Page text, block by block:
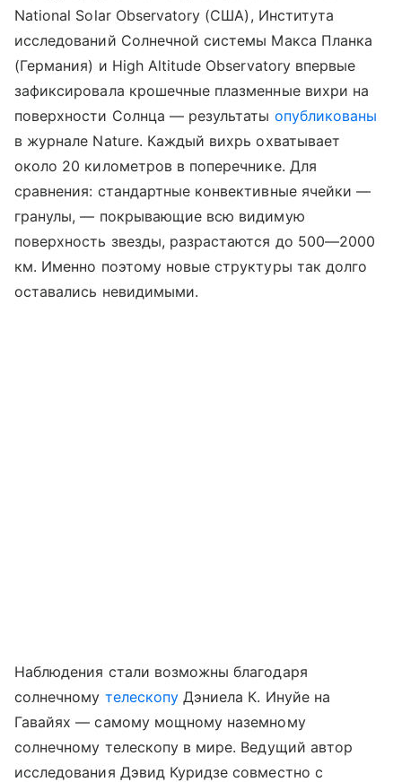
National Solar Observatory (США), Института
исследований Солнечной системы Макса Планка
(Германия) и High Altitude Observatory впервые
зафиксировала крошечные плазменные вихри на
поверхности Солнца — результаты опубликованы
в журнале Nature. Каждый вихрь охватывает
около 20 километров в поперечнике. Для
сравнения: стандартные конвективные ячейки —
гранулы, — покрывающие всю видимую
поверхность звезды, разрастаются до 500—2000
км. Именно поэтому новые структуры так долго
оставались невидимыми.
Наблюдения стали возможны благодаря
солнечному телескопуДэниела К. Инуйе на
Гавайях — самому мощному наземному
солнечному телескопу в мире. Ведущий автор
исследования Дэвид Куридзе совместно с